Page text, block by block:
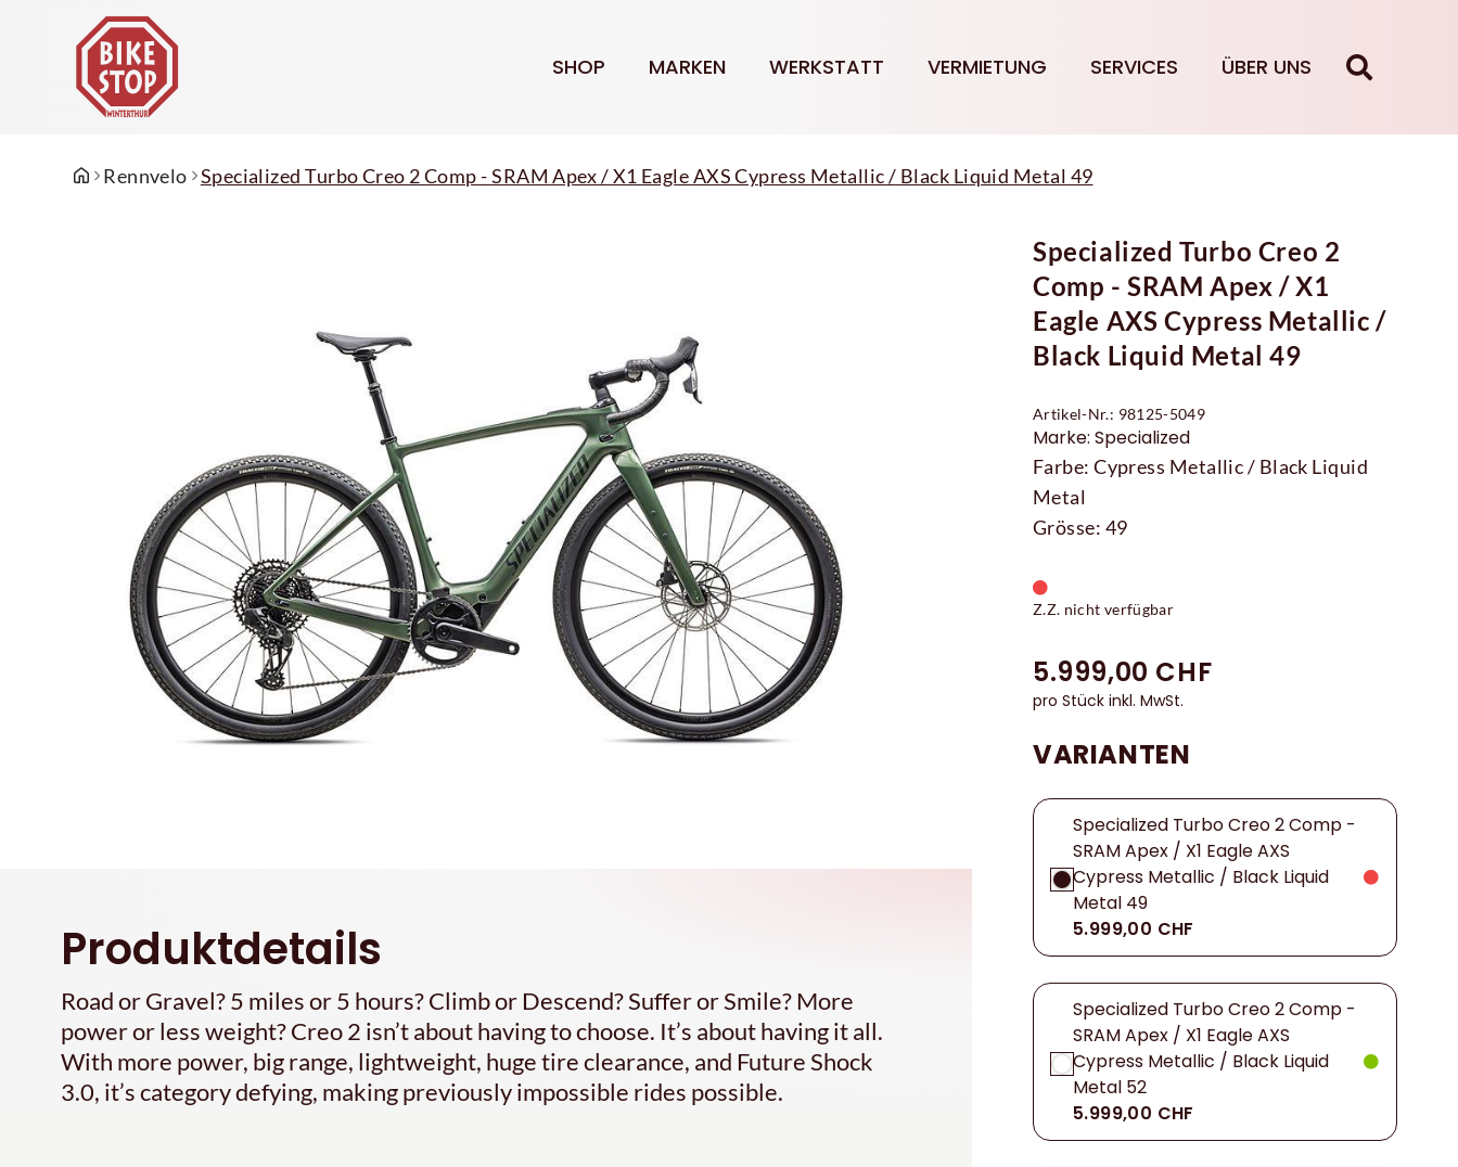
SHOP MARKEN WERKSTATT VERMIETUNG SERVICES ÜBER UNS
Rennvelo Specialized Turbo Creo 2 Comp - SRAM Apex / X1 Eagle AXS Cypress Metallic / Black Liquid Metal 49
Produktdetails
Road or Gravel? 5 miles or 5 hours? Climb or Descend? Suffer or Smile? More
power or less weight? Creo 2 isn’t about having to choose. It’s about having it all.
With more power, big range, lightweight, huge tire clearance, and Future Shock
3.0, it’s category defying, making previously impossible rides possible.
Specialized Turbo Creo 2
Comp - SRAM Apex / X1
Eagle AXS Cypress Metallic /
Black Liquid Metal 49
Artikel-Nr.: 98125-5049
Marke: Specialized
Farbe: Cypress Metallic / Black Liquid
Metal
Grösse: 49
Z.Z. nicht verfügbar
5.999,00 CHF
pro Stück inkl. MwSt.
VARIANTEN
Specialized Turbo Creo 2 Comp -
SRAM Apex / X1 Eagle AXS
Cypress Metallic / Black Liquid
Metal 49
5.999,00 CHF
Specialized Turbo Creo 2 Comp -
SRAM Apex / X1 Eagle AXS
Cypress Metallic / Black Liquid
Metal 52
5.999,00 CHF